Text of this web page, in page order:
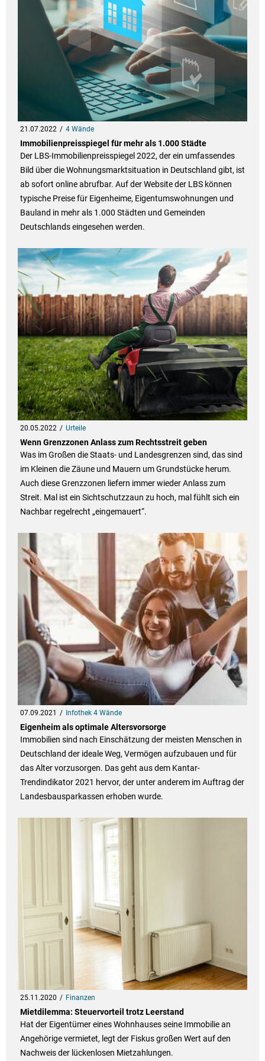
21.07.2022 4 Wände
Immobilienpreisspiegel für mehr als 1.000 Städte
Der LBS-Immobilienpreisspiegel 2022, der ein umfassendes
Bild über die Wohnungsmarktsituation in Deutschland gibt, ist
ab sofort online abrufbar. Auf der Website der LBS können
typische Preise für Eigenheime, Eigentumswohnungen und
Bauland in mehr als 1.000 Städten und Gemeinden
Deutschlands eingesehen werden.
20.05.2022 Urteile
Wenn Grenzzonen Anlass zum Rechtsstreit geben
Was im Großen die Staats- und Landesgrenzen sind, das sind
im Kleinen die Zäune und Mauern um Grundstücke herum.
Auch diese Grenzzonen liefern immer wieder Anlass zum
Streit. Mal ist ein Sichtschutzzaun zu hoch, mal fühlt sich ein
Nachbar regelrecht „eingemauert“.
07.09.2021 Infothek 4 Wände
Eigenheim als optimale Altersvorsorge
Immobilien sind nach Einschätzung der meisten Menschen in
Deutschland der ideale Weg, Vermögen aufzubauen und für
das Alter vorzusorgen. Das geht aus dem Kantar-
Trendindikator 2021 hervor, der unter anderem im Auftrag der
Landesbausparkassen erhoben wurde.
25.11.2020 Finanzen
Mietdilemma: Steuervorteil trotz Leerstand
Hat der Eigentümer eines Wohnhauses seine Immobilie an
Angehörige vermietet, legt der Fiskus großen Wert auf den
Nachweis der lückenlosen Mietzahlungen.